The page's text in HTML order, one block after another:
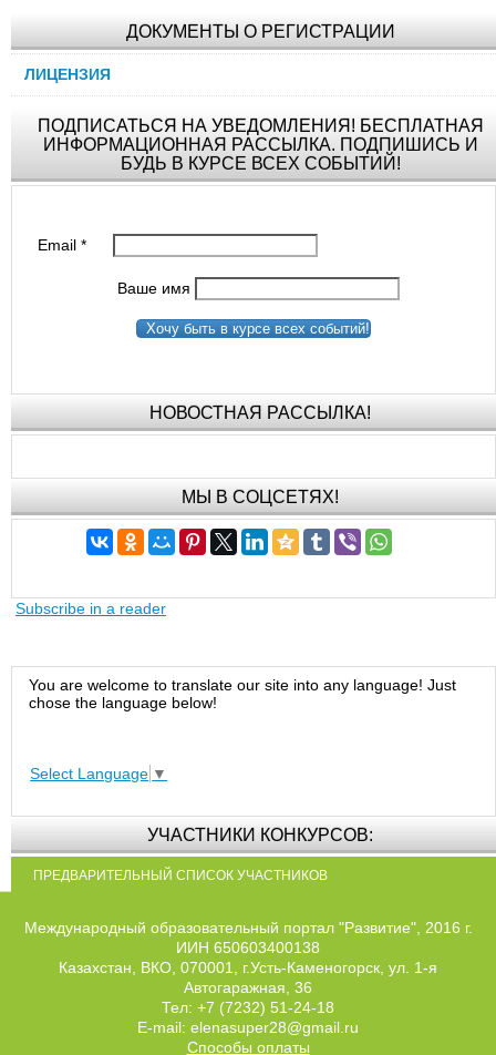
ДОКУМЕНТЫ О РЕГИСТРАЦИИ
ЛИЦЕНЗИЯ
ПОДПИСАТЬСЯ НА УВЕДОМЛЕНИЯ! БЕСПЛАТНАЯ
ИНФОРМАЦИОННАЯ РАССЫЛКА. ПОДПИШИСЬ И
БУДЬ В КУРСЕ ВСЕХ СОБЫТИЙ!
Email*
Ваше имя
Хочу быть в курсе всех событий!
НОВОСТНАЯ РАССЫЛКА!
МЫ В СОЦСЕТЯХ!
Subscribe in a reader
You are welcome to translate our site into any language! Just
chose the language below!
Select Language ▼
УЧАСТНИКИ КОНКУРСОВ:
ПРЕДВАРИТЕЛЬНЫЙ СПИСОК УЧАСТНИКОВ
Международный образовательный портал "Развитие", 2016 г.
ИИН 650603400138
Казахстан, ВКО, 070001, г.Усть-Каменогорск, ул. 1-я
Автогаражная, 36
Тел: +7 (7232) 51-24-18
E-mail: elenasuper28@gmail.ru
Способы оплаты